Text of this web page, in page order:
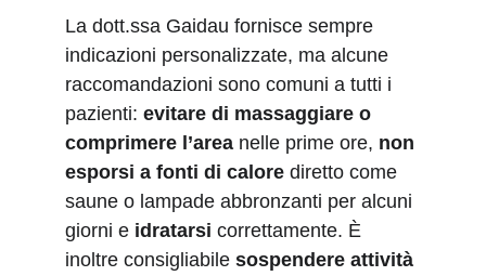
La dott.ssa Gaidau fornisce sempre
indicazioni personalizzate, ma alcune
raccomandazioni sono comuni a tutti i
pazienti: evitare di massaggiare o
comprimere l’area nelle prime ore, non
esporsi a fonti di calore diretto come
saune o lampade abbronzanti per alcuni
giorni e idratarsi correttamente. È
inoltre consigliabile sospendere attività